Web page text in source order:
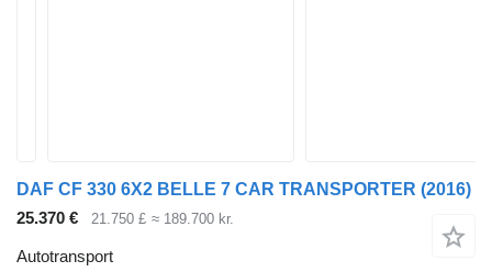
DAF CF 330 6X2 BELLE 7 CAR TRANSPORTER (2016)
25.370 €
21.750 £ ≈ 189.700 kr.
Autotransport